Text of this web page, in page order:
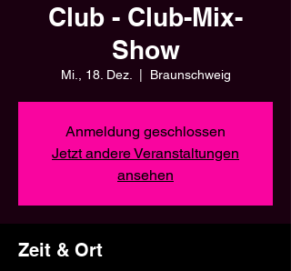
Club - Club-Mix-
Show
Mi., 18. Dez. Braunschweig
Anmeldung geschlossen
Jetzt andere Veranstaltungen
ansehen
Zeit & Ort